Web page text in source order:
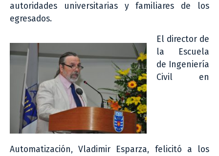
autoridades universitarias y familiares de los
egresados.
El director de
la Escuela
de Ingeniería
Civil en
Automatización, Vladimir Esparza, felicitó a los